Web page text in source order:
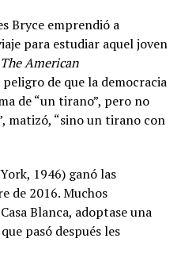
Bryce emprendió a
para estudiar aquel joven
The American
de que la democracia
de “un tirano”, pero no
matizó, “sino un tirano con
1946) ganó las
de 2016. Muchos
Blanca, adoptase una
pasó después les